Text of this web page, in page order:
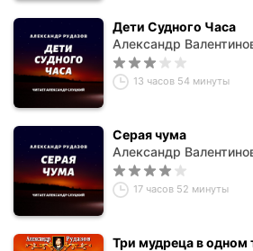
Дети Судного Часа
Александр
13 часов 54 минуты
Серая чума
Александр
17 часов 52 минуты
Три мудреца в одном